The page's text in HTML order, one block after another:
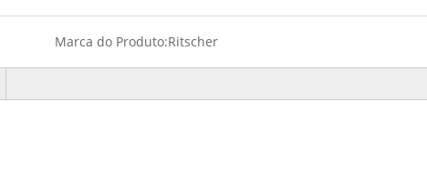
Marca do Produto:Ritscher